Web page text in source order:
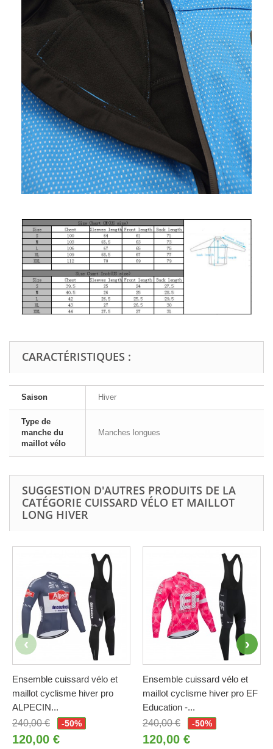
CARACTÉRISTIQUES :
Saison Hiver
Type de
manche du
maillot vélo
Manches longues
SUGGESTION D'AUTRES PRODUITS DE LA
CATÉGORIE CUISSARD VÉLO ET MAILLOT
LONG HIVER
Ensemble cuissard vélo et
maillot cyclisme hiver pro
ALPECIN...
240,00 €
-50%
120,00 €
Ensemble cuissard vélo et
maillot cyclisme hiver pro EF
Education -...
240,00 €
-50%
120,00 €